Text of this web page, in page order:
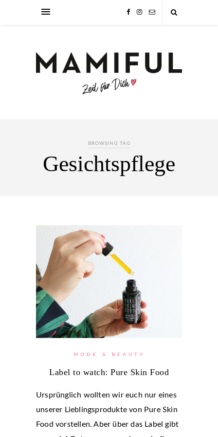
BROWSING TAG
Gesichtspflege
MODE & BEAUTY
Label to watch: Pure Skin Food
Ursprünglich wollten wir euch nur eines
unserer Lieblingsprodukte von Pure Skin
Food vorstellen. Aber über das Label gibt